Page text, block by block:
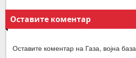
Оставите коментар
Оставите коментар на Газа, војна база